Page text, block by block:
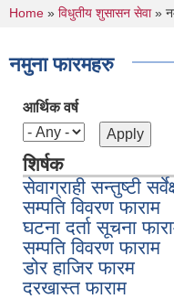
You are here
Home » विधुतीय शुसासन सेवा»
नमुना फारमहरु
आर्थिक वर्ष
शिर्षक
सेवाग्राही सन्तुष्टी
सम्पति विवरण फाराम
घटना दर्ता सूचना
सम्पति विवरण फाराम
डोर हाजिर फारम
दरखास्त फाराम